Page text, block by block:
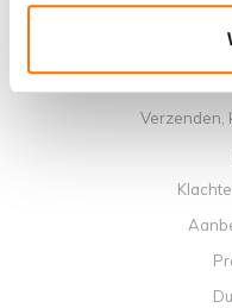
Verzenden,